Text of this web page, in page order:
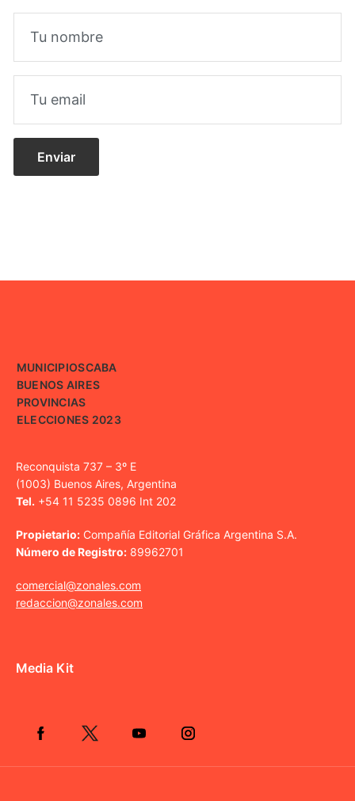
MUNICIPIOSCABA
BUENOS AIRES
PROVINCIAS
ELECCIONES 2023
Reconquista 737 – 3º E
(1003) Buenos Aires, Argentina
Tel. +54 11 5235 0896 Int 202
Propietario: Compañía Editorial Gráfica Argentina S.A.
Número de Registro: 89962701
comercial@zonales.com
redaccion@zonales.com
Media Kit